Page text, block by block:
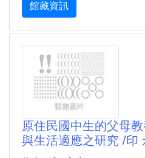
館藏資訊
原住民國中生的父母
與生活適應之研究 /印